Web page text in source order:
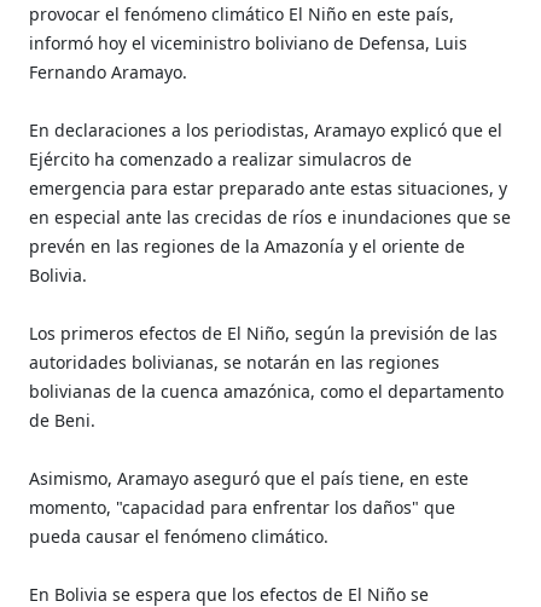
provocar el fenómeno climático El Niño en este país,
informó hoy el viceministro boliviano de Defensa, Luis
Fernando Aramayo.
En declaraciones a los periodistas, Aramayo explicó que el
Ejército ha comenzado a realizar simulacros de
emergencia para estar preparado ante estas situaciones, y
en especial ante las crecidas de ríos e inundaciones que se
prevén en las regiones de la Amazonía y el oriente de
Bolivia.
Los primeros efectos de El Niño, según la previsión de las
autoridades bolivianas, se notarán en las regiones
bolivianas de la cuenca amazónica, como el departamento
de Beni.
Asimismo, Aramayo aseguró que el país tiene, en este
momento, "capacidad para enfrentar los daños" que
pueda causar el fenómeno climático.
En Bolivia se espera que los efectos de El Niño se